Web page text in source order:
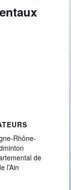
Rhône-
de
l’Ain